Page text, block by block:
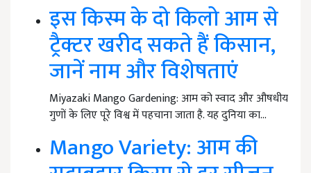
इस किस्म के दो किलो आम से
ट्रैक्टर खरीद सकते हैं किसान,
जानें नाम और विशेषताएं
Miyazaki Mango Gardening: आम को स्वाद और औषधीय
गुणों के लिए पूरे विश्व में पहचाना जाता है. यह दुनिया का…
Mango Variety: आम की